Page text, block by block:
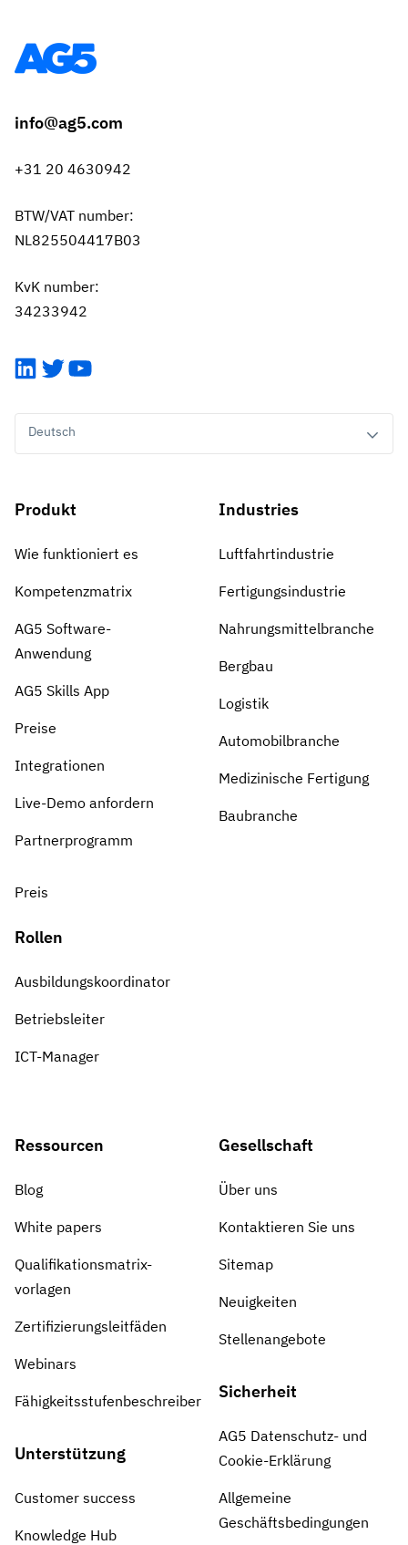
info@ag5.com
+31 20 4630942
BTW/VAT number:
NL825504417B03
KvK number:
34233942
LinkedIn
TwitterYouTube
Deutsch
Produkt
Wie funktioniert es
Kompetenzmatrix
AG5 Software-
Anwendung
AG5 Skills App
Preise
Integrationen
Live-Demo anfordern
Partnerprogramm
Preis
Rollen
Ausbildungskoordinator
Betriebsleiter
ICT-Manager
Industries
Luftfahrtindustrie
Fertigungsindustrie
Nahrungsmittelbranche
Bergbau
Logistik
Automobilbranche
Medizinische Fertigung
Baubranche
Ressourcen
Blog
White papers
Qualifikationsmatrix-
vorlagen
Zertifizierungsleitfäden
Webinars
Fähigkeitsstufenbeschreiber
Unterstützung
Customer success
Knowledge Hub
Gesellschaft
Über uns
Kontaktieren Sie uns
Sitemap
Neuigkeiten
Stellenangebote
Sicherheit
AG5 Datenschutz- und
Cookie-Erklärung
Allgemeine
Geschäftsbedingungen